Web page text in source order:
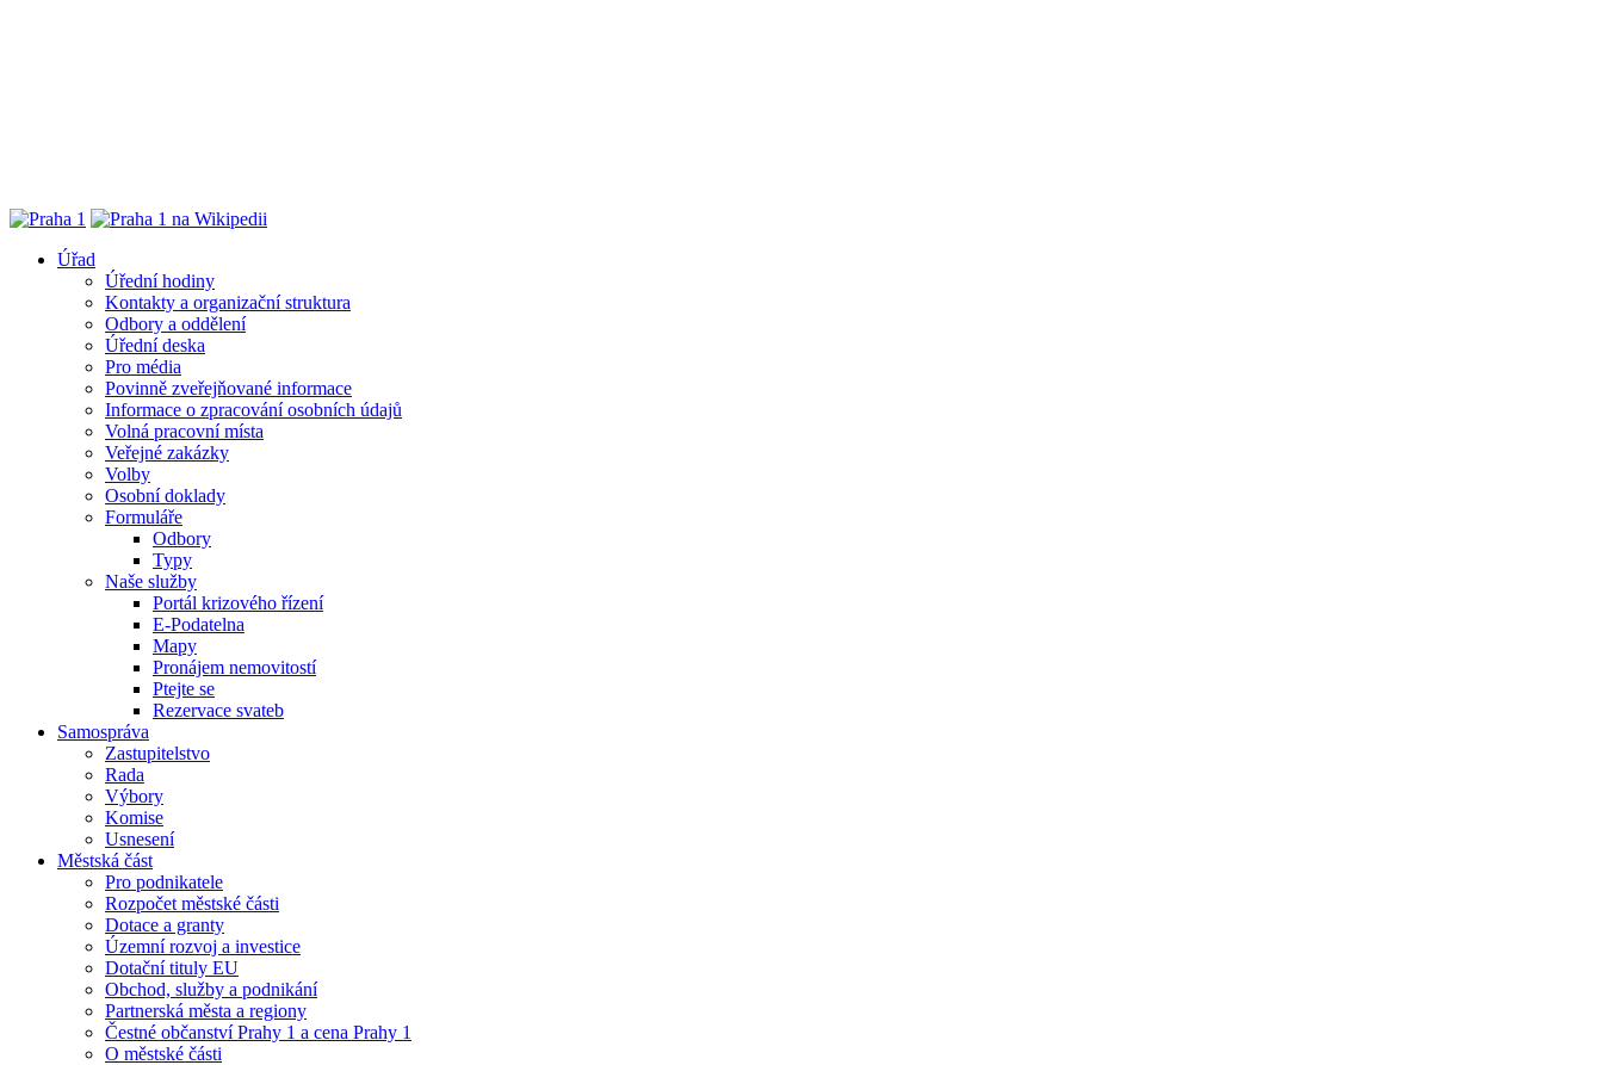
Úřad
Úřední hodiny
Kontakty a organizační struktura
Odbory a oddělení
Úřední deska
Pro média
Povinně zveřejňované informace
Informace o zpracování osobních údajů
Volná pracovní místa
Veřejné zakázky
Volby
Osobní doklady
Formuláře
Odbory
Typy
Naše služby
Portál krizového řízení
E-Podatelna
Mapy
Pronájem nemovitostí
Ptejte se
Rezervace svateb
Samospráva
Zastupitelstvo
Rada
Výbory
Komise
Usnesení
Městská část
Pro podnikatele
Rozpočet městské části
Dotace a granty
Územní rozvoj a investice
Dotační tituly EU
Obchod, služby a podnikání
Partnerská města a regiony
Čestné občanství Prahy 1 a cena Prahy 1
O městské části